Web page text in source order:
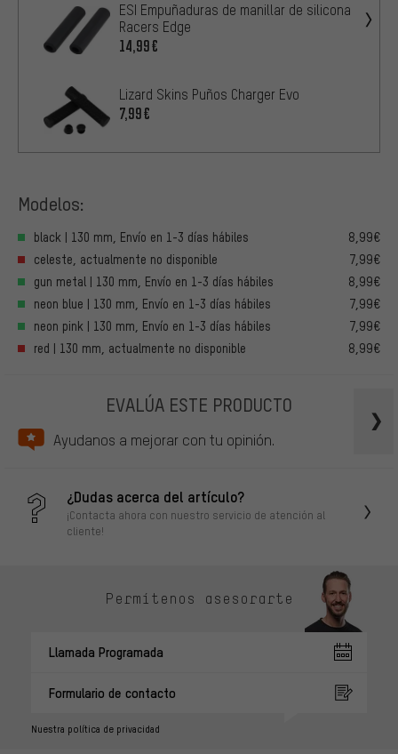
ESI Empuñaduras de manillar de silicona
Racers Edge
14,99€
Lizard Skins Puños Charger Evo
7,99€
Modelos:
black | 130 mm, Envío en 1-3 días hábiles
8,99€
celeste, actualmente no disponible
7,99€
gun metal | 130 mm, Envío en 1-3 días hábiles
8,99€
neon blue | 130 mm, Envío en 1-3 días hábiles
7,99€
neon pink | 130 mm, Envío en 1-3 días hábiles
7,99€
red | 130 mm, actualmente no disponible
8,99€
EVALÚA ESTE PRODUCTO
Ayudanos a mejorar con tu opinión.
¿Dudas acerca del artículo?
¡Contacta ahora con nuestro servicio de atención al
cliente!
Permítenos asesorarte
Llamada Programada
Formulario de contacto
Nuestra política de privacidad